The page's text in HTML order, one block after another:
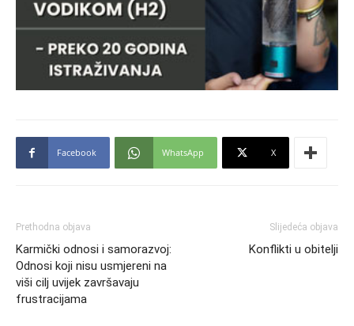
Facebook WhatsApp X
Prethodna objava
Karmički odnosi i samorazvoj:
Odnosi koji nisu usmjereni na
viši cilj uvijek završavaju
frustracijama
Slijedeća objava
Konflikti u obitelji